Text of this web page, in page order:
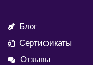
Блог
Сертификаты
Отзывы